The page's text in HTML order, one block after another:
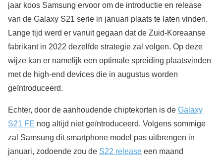
jaar koos Samsung ervoor om de introductie en release
van de Galaxy S21 serie in januari plaats te laten vinden.
Lange tijd werd er vanuit gegaan dat de Zuid-Koreaanse
fabrikant in 2022 dezelfde strategie zal volgen. Op deze
wijze kan er namelijk een optimale spreiding plaatsvinden
met de high-end devices die in augustus worden
geïntroduceerd.
Echter, door de aanhoudende chiptekorten is de Galaxy
S21 FE nog altijd niet geïntroduceerd. Volgens sommige
zal Samsung dit smartphone model pas uitbrengen in
januari, zodoende zou de S22 release een maand